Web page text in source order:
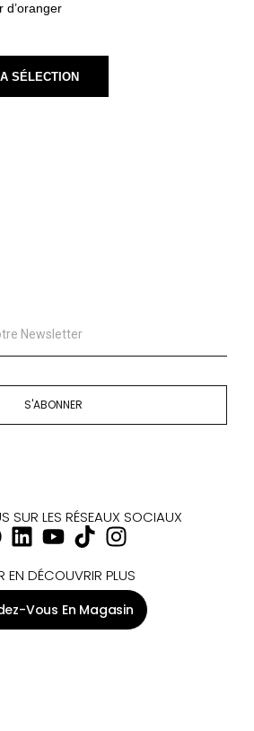
d’oranger
SÉLECTION
S'ABONNER
SUR LES RÉSEAUX SOCIAUX
EN DÉCOUVRIR PLUS
Vous En Magasin